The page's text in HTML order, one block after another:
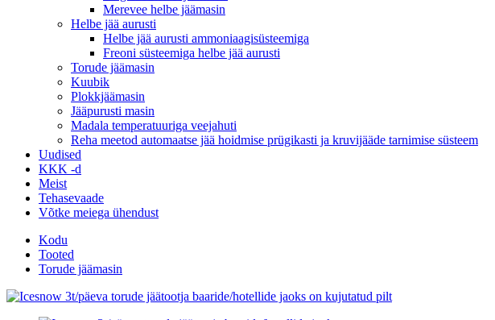
Merevee helbe jäämasin
Helbe jää aurusti
Helbe jää aurusti ammoniaagisüsteemiga
Freoni süsteemiga helbe jää aurusti
Torude jäämasin
Kuubik
Plokkjäämasin
Jääpurusti masin
Madala temperatuuriga veejahuti
Reha meetod automaatse jää hoidmise prügikasti ja kruvijääde tarnimise süsteem
Uudised
KKK -d
Meist
Tehasevaade
Võtke meiega ühendust
Kodu
Tooted
Torude jäämasin